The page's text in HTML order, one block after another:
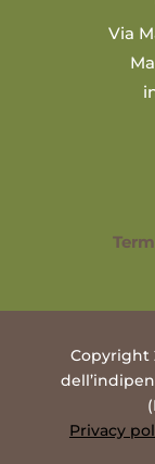
Via
Copyright
Privacy